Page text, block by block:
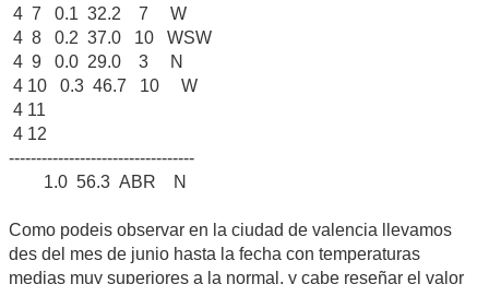
4 7 0.1 32.2 7 W
4 8 0.2 37.0 10 WSW
4 9 0.0 29.0 3 N
4 10 0.3 46.7 10 W
4 11
4 12
----------------------------------
1.0 56.3 ABR N
Como podeis observar en la ciudad de valencia llevamos
des del mes de junio hasta la fecha con temperaturas
medias muy superiores a la normal, y cabe reseñar el valor